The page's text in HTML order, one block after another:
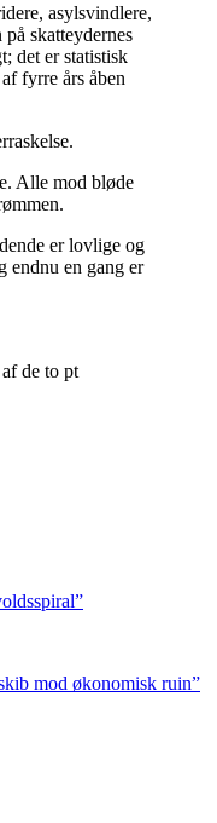
asylsvindlere,
skatteydernes
det er statistisk
fyrre års åben
Alle mod bløde
er lovlige og
endnu en gang er
de to pt
mod økonomisk ruin”